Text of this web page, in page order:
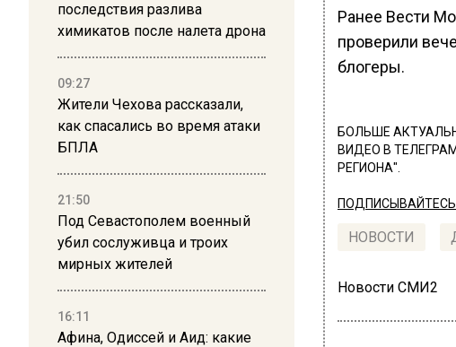
последствия разлива
химикатов после налета дрона
09:27
Жители Чехова рассказали,
как спасались во время атаки
БПЛА
21:50
Под Севастополем военный
убил сослуживца и троих
мирных жителей
16:11
Афина, Одиссей и Аид: какие
Ранее Вести
проверили
блогеры.
БОЛЬШЕ
ВИДЕО В
РЕГИОНА".
НОВОСТИ
Новости СМИ2